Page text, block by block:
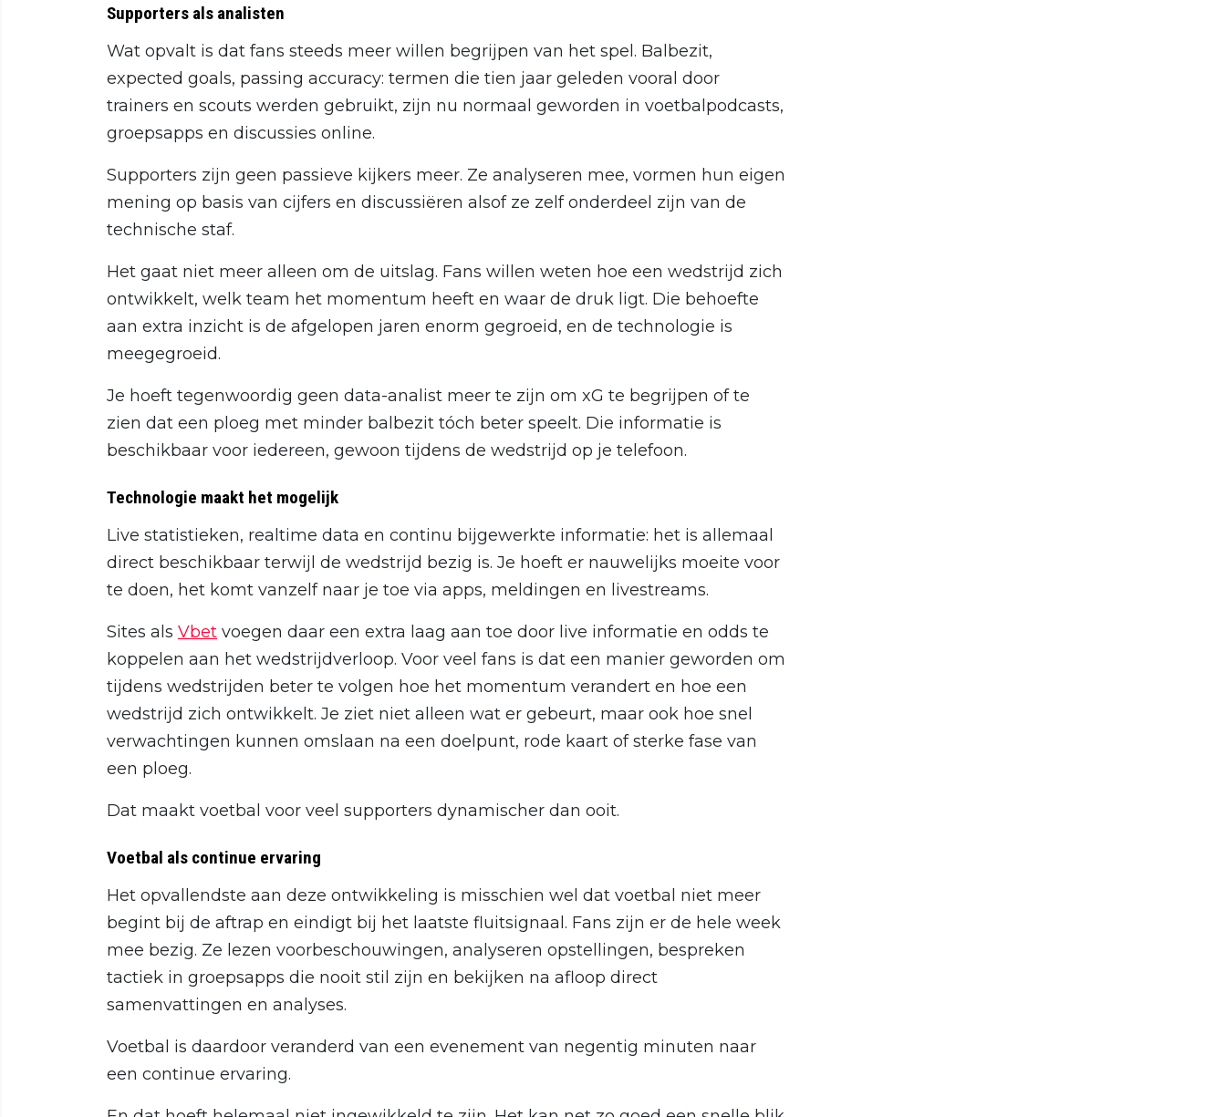
Supporters als analisten
Wat opvalt is dat fans steeds meer willen begrijpen van het spel. Balbezit,
expected goals, passing accuracy: termen die tien jaar geleden vooral door
trainers en scouts werden gebruikt, zijn nu normaal geworden in voetbalpodcasts,
groepsapps en discussies online.
Supporters zijn geen passieve kijkers meer. Ze analyseren mee, vormen hun eigen
mening op basis van cijfers en discussiëren alsof ze zelf onderdeel zijn van de
technische staf.
Het gaat niet meer alleen om de uitslag. Fans willen weten hoe een wedstrijd zich
ontwikkelt, welk team het momentum heeft en waar de druk ligt. Die behoefte
aan extra inzicht is de afgelopen jaren enorm gegroeid, en de technologie is
meegegroeid.
Je hoeft tegenwoordig geen data-analist meer te zijn om xG te begrijpen of te
zien dat een ploeg met minder balbezit tóch beter speelt. Die informatie is
beschikbaar voor iedereen, gewoon tijdens de wedstrijd op je telefoon.
Technologie maakt het mogelijk
Live statistieken, realtime data en continu bijgewerkte informatie: het is allemaal
direct beschikbaar terwijl de wedstrijd bezig is. Je hoeft er nauwelijks moeite voor
te doen, het komt vanzelf naar je toe via apps, meldingen en livestreams.
Sites als Vbet voegen daar een extra laag aan toe door live informatie en odds te
koppelen aan het wedstrijdverloop. Voor veel fans is dat een manier geworden om
tijdens wedstrijden beter te volgen hoe het momentum verandert en hoe een
wedstrijd zich ontwikkelt. Je ziet niet alleen wat er gebeurt, maar ook hoe snel
verwachtingen kunnen omslaan na een doelpunt, rode kaart of sterke fase van
een ploeg.
Dat maakt voetbal voor veel supporters dynamischer dan ooit.
Voetbal als continue ervaring
Het opvallendste aan deze ontwikkeling is misschien wel dat voetbal niet meer
begint bij de aftrap en eindigt bij het laatste fluitsignaal. Fans zijn er de hele week
mee bezig. Ze lezen voorbeschouwingen, analyseren opstellingen, bespreken
tactiek in groepsapps die nooit stil zijn en bekijken na afloop direct
samenvattingen en analyses.
Voetbal is daardoor veranderd van een evenement van negentig minuten naar
een continue ervaring.